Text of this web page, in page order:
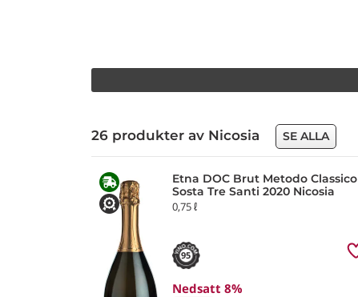
26 produkter av Nicosia SE ALLA
Etna DOC Brut Metodo Classico
Sosta Tre Santi 2020 Nicosia
0,75 ℓ
95
Nedsatt 8%